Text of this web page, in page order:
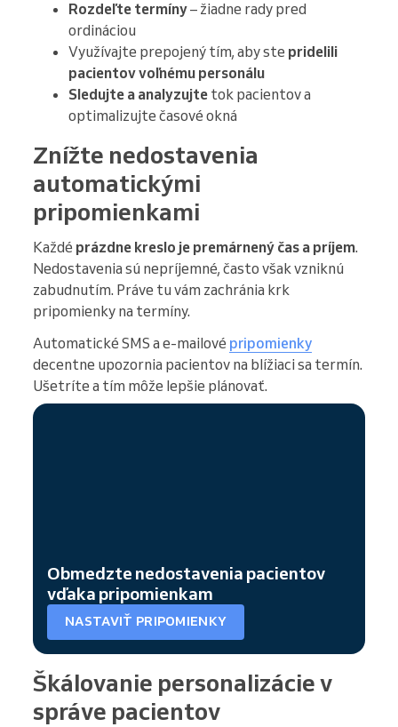
Rozdeľte termíny– žiadne rady pred
ordináciou
Využívajte prepojený tím, aby ste pridelili
pacientov voľnému personálu
Sledujte a analyzujte tok pacientov a
optimalizujte časové okná
Znížte nedostavenia
automatickými
pripomienkami
Každé prázdne kreslo je premárnený čas a príjem.
Nedostavenia sú nepríjemné, často však vzniknú
zabudnutím. Práve tu vám zachránia krk
pripomienky na termíny.
Automatické SMS a e-mailové pripomienky
decentne upozornia pacientov na blížiaci sa termín.
Ušetríte a tím môže lepšie plánovať.
Obmedzte nedostavenia pacientov
vďaka pripomienkam
NASTAVIŤ PRIPOMIENKY
Škálovanie personalizácie v
správe pacientov